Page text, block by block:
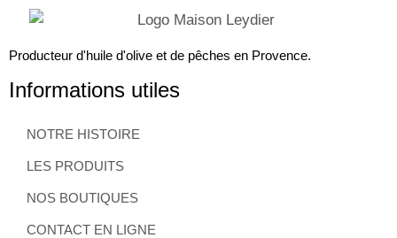
Producteur d'huile d'olive et de pêches en Provence.
Informations utiles
NOTRE HISTOIRE
LES PRODUITS
NOS BOUTIQUES
CONTACT EN LIGNE